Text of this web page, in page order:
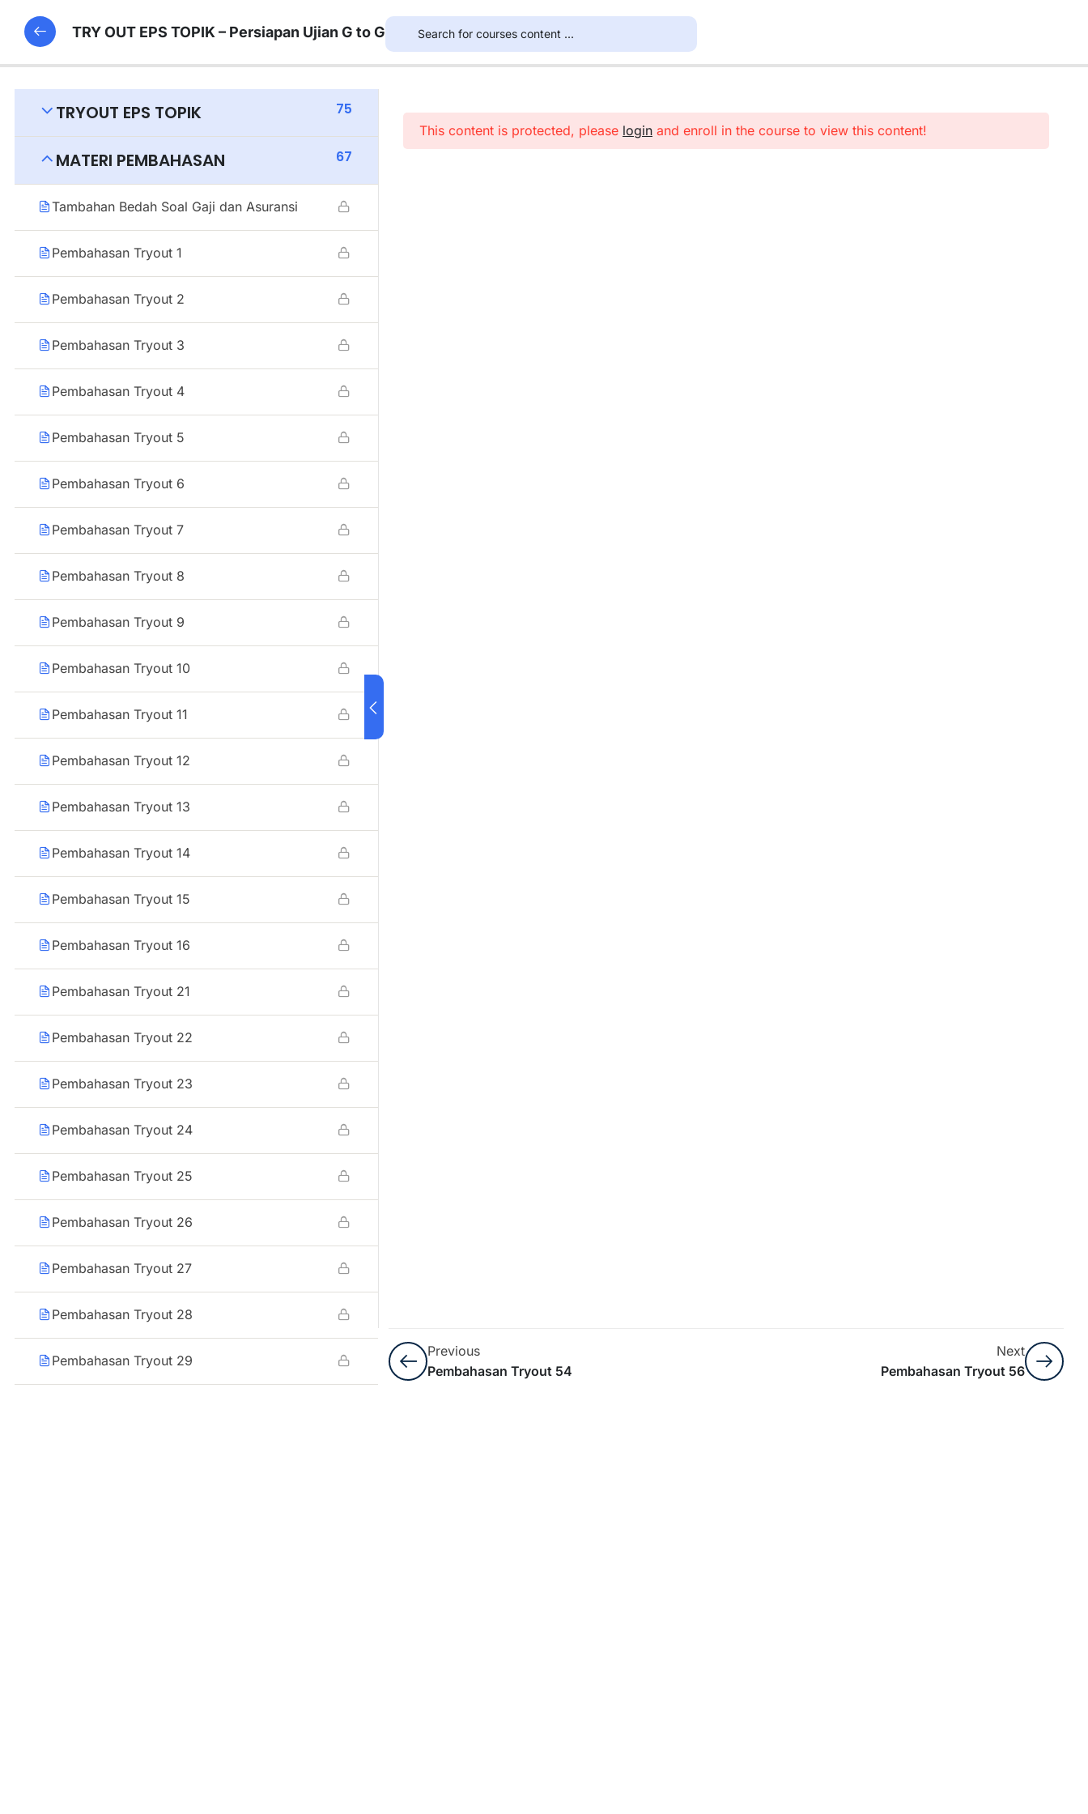
TRYOUT EPS TOPIK 75
MATERI PEMBAHASAN 67
Tambahan Bedah Soal Gaji dan Asuransi
Pembahasan Tryout 1
Pembahasan Tryout 2
Pembahasan Tryout 3
Pembahasan Tryout 4
Pembahasan Tryout 5
Pembahasan Tryout 6
Pembahasan Tryout 7
Pembahasan Tryout 8
Pembahasan Tryout 9
Pembahasan Tryout 10
Pembahasan Tryout 11
Pembahasan Tryout 12
Pembahasan Tryout 13
Pembahasan Tryout 14
Pembahasan Tryout 15
Pembahasan Tryout 16
Pembahasan Tryout 21
Pembahasan Tryout 22
Pembahasan Tryout 23
Pembahasan Tryout 24
Pembahasan Tryout 25
Pembahasan Tryout 26
Pembahasan Tryout 27
Pembahasan Tryout 28
Pembahasan Tryout 29
TRY OUT EPS TOPIK – Persiapan Ujian G to G
This content is protected, please login and enroll in the course to view this content!
Previous
Pembahasan Tryout 54
Next
Pembahasan Tryout 56